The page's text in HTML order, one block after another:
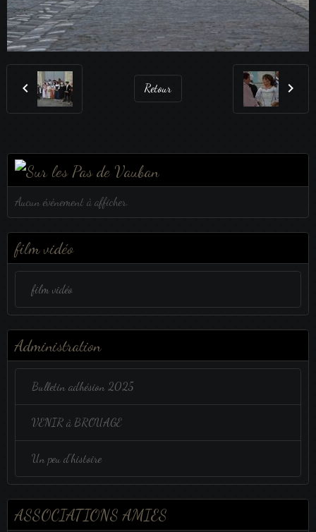
Retour
Aucun évènement à afficher.
film vidéo
film vidéo
Administration
Bulletin adhésion 2025
VENIR à BROUAGE
Un peu d'histoire
ASSOCIATIONS AMIES